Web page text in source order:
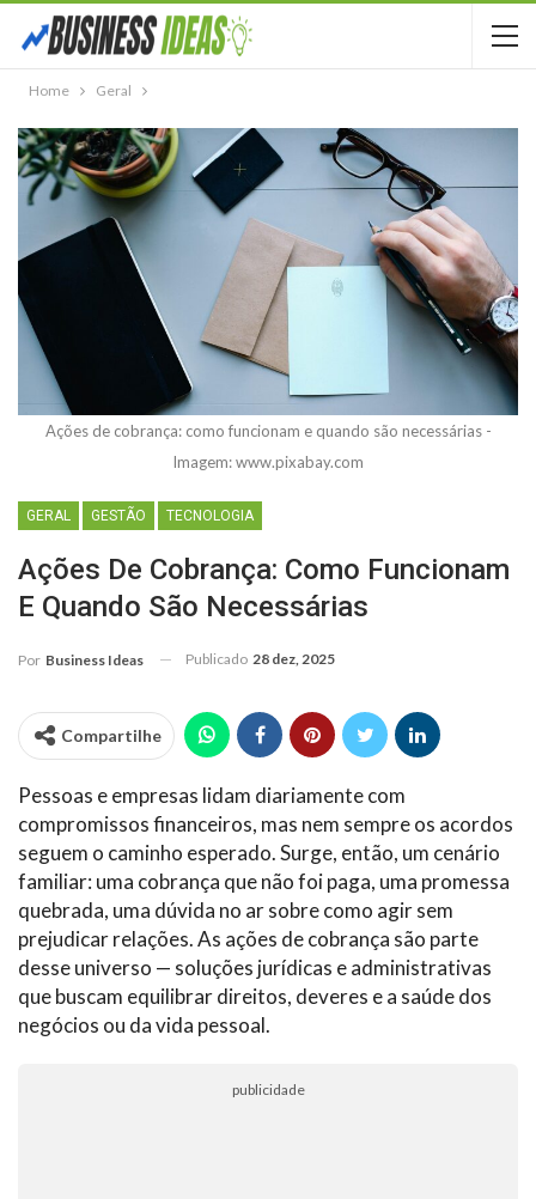
Home Geral
Ações de cobrança: como funcionam e quando são necessárias -
Imagem: www.pixabay.com
GERAL GESTÃO TECNOLOGIA
Ações De Cobrança: Como Funcionam
E Quando São Necessárias
Por Business Ideas Publicado 28 dez, 2025
Compartilhe
Pessoas e empresas lidam diariamente com
compromissos financeiros, mas nem sempre os acordos
seguem o caminho esperado. Surge, então, um cenário
familiar: uma cobrança que não foi paga, uma promessa
quebrada, uma dúvida no ar sobre como agir sem
prejudicar relações. As ações de cobrança são parte
desse universo — soluções jurídicas e administrativas
que buscam equilibrar direitos, deveres e a saúde dos
negócios ou da vida pessoal.
publicidade